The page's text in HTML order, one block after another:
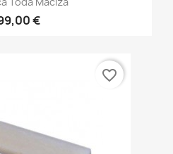
€
favorite_border